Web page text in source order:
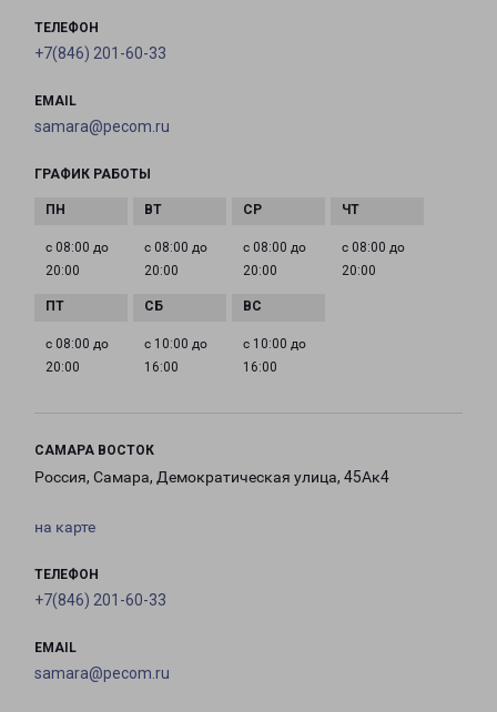
ТЕЛЕФОН
+7(846) 201-60-33
EMAIL
samara@pecom.ru
ГРАФИК РАБОТЫ
с 08:00 до
20:00
с 08:00 до
20:00
с 08:00 до
20:00
с 08:00 до
20:00
с 08:00 до
20:00
с 10:00 до
16:00
с 10:00 до
16:00
САМАРА ВОСТОК
Россия, Самара, Демократическая улица, 45Ак4
на карте
ТЕЛЕФОН
+7(846) 201-60-33
EMAIL
samara@pecom.ru